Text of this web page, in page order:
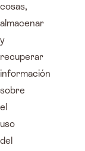
cosas,
almacenar
y
recuperar
información
sobre
el
uso
del